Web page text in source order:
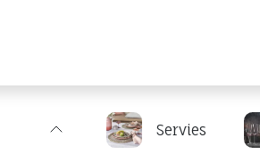
Servies